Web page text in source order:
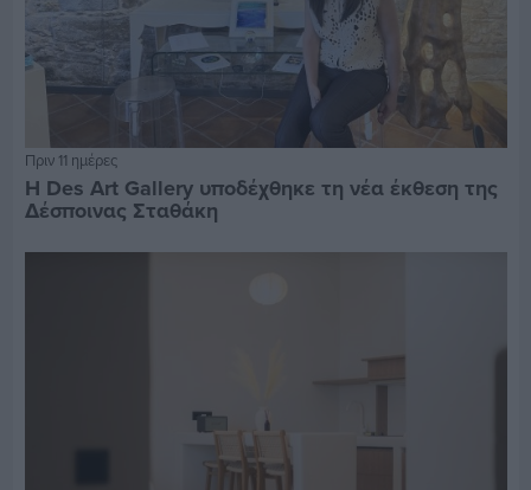
Πριν 11 ημέρες
Η Des Art Gallery υποδέχθηκε τη νέα έκθεση της
Δέσποινας Σταθάκη